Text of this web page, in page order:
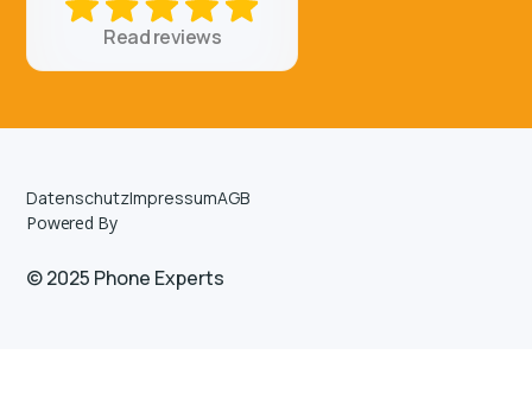
Read reviews
© 2025 Phone Experts
Powered By
DatenschutzImpressumAGB